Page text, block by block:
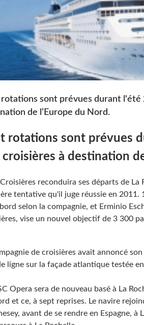
sont prévues durant l'été
de l’Europe du Nord.
rotations sont prévues
croisières à destination
reconduira ses départs de La
tentative qu'il juge réussie en 2011.
selon la compagnie, et Erminio
vise un nouvel objectif de 3 300
de croisières avait annoncé
ligne sur la façade atlantique testée
Opera sera de nouveau basé à La
et ce, à sept reprises. Le navire
avant de se rendre en Espagne,